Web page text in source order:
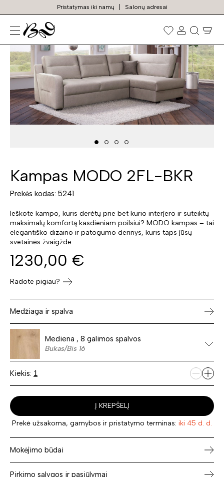
Pristatymas iki namų Salonų adresai
Prekių
paieška
N
Kampas MODO 2FL-BKR
Prekės kodas: 5241
Ieškote kampo, kuris derėtų prie bet kurio interjero ir suteiktų
maksimalų komfortą kasdieniam poilsiui? MODO kampas – tai
elegantiško dizaino ir patogumo derinys, kuris taps jūsų
svetainės žvaigžde.
1230,00 €
Radote pigiau?
Medžiaga ir spalva
Mediena , 8 galimos spalvos
Bukas/Bis 16
Kiekis:
Į KREPŠELĮ
Prekė užsakoma, gamybos ir pristatymo terminas: iki 45 d. d.
Mokėjimo būdai
Pirkimo sąlygos ir pasiūlymai